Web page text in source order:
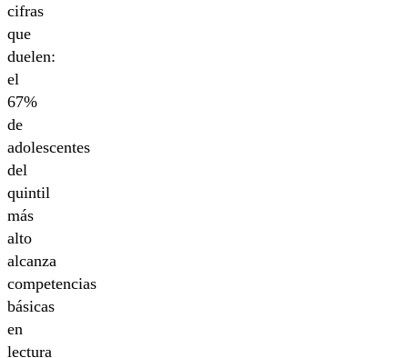
cifras
que
duelen:
el
67%
de
adolescentes
del
quintil
más
alto
alcanza
competencias
básicas
en
lectura